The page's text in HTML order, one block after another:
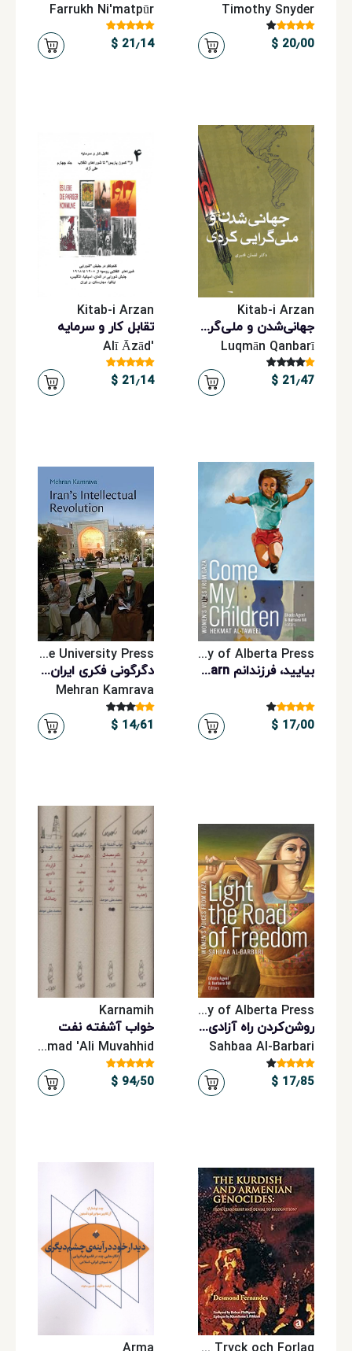
Timothy Snyder
20٫00 $
Farrukh Ni'matpūr
21٫14 $
Kitab-i Arzan
جهانی‌شدن و ملی‌گرایی کردی
Luqmān Qanbarī
21٫47 $
Kitab-i Arzan
تقابل کار و سرمایه
'Alī Āzād
21٫14 $
University of Alberta Press
بیایید، فرزندانم Kom hit, mina barn
17٫00 $
Cambridge University Press
دگرگونی فکری ایران Den intellektuella revolutionen i Iran
Mehran Kamrava
14٫61 $
University of Alberta Press
روشن‌کردن راه آزادی Tänd frihetens väg
Sahbaa Al-Barbari
17٫85 $
Karnamih
خواب آشفته نفت
Muhammad 'Ali Muvahhid
94٫50 $